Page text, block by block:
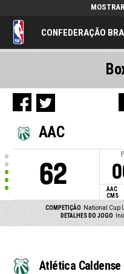
CONFEDERAÇÃO
AAC
62 AAC
CMS
COMPETIÇÃO National Cup
DETALHES DO JOGO
Atlética Caldense